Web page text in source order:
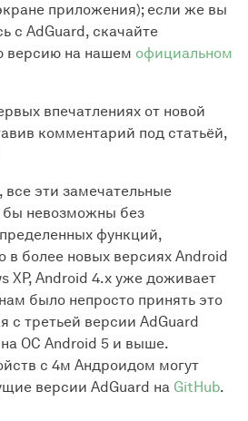
приложения); если же вы
с AdGuard, скачайте
версию на нашем официальном
впечатлениях от новой
комментарий под статьёй,
все эти замечательные
невозможны без
функций,
в более новых версиях Android
XP, Android 4.x уже доживает
было непросто принять это
с третьей версии AdGuard
на ОС Android 5 и выше.
с 4м Андроидом могут
версии AdGuard на GitHub.